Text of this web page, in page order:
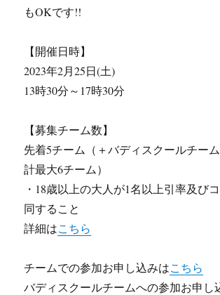
もOKです!!
【開催日時】
2023年2月25日(土)
13時30分～17時30分
【募集チーム数】
先着5チーム（＋バディスクールチー
計最大6チーム）
・18歳以上の大人が1名以上引率及び
同すること
詳細はこちら
チームでの参加お申し込みはこちら
バディスクールチームへの参加お申し